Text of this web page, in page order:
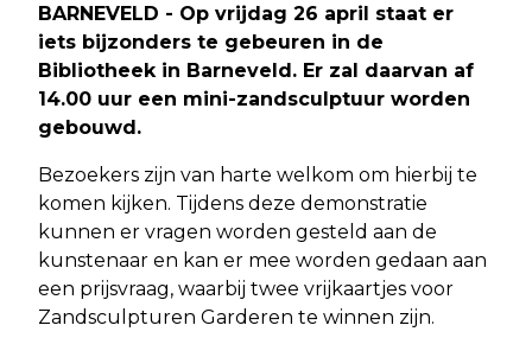
BARNEVELD - Op vrijdag 26 april staat er
iets bijzonders te gebeuren in de
Bibliotheek in Barneveld. Er zal daarvan af
14.00 uur een mini-zandsculptuur worden
gebouwd.
Bezoekers zijn van harte welkom om hierbij te
komen kijken. Tijdens deze demonstratie
kunnen er vragen worden gesteld aan de
kunstenaar en kan er mee worden gedaan aan
een prijsvraag, waarbij twee vrijkaartjes voor
Zandsculpturen Garderen te winnen zijn.